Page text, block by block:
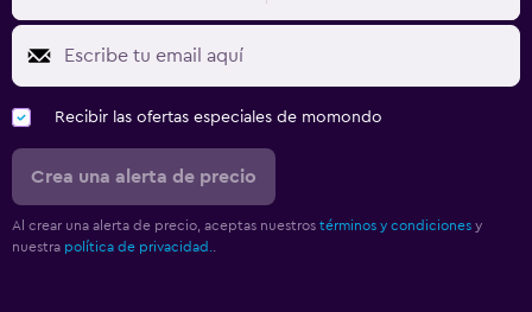
Recibir las ofertas especiales de momondo
Crea una alerta de precio
Al crear una alerta de precio, aceptas nuestros términos y condiciones y
nuestra política de privacidad.